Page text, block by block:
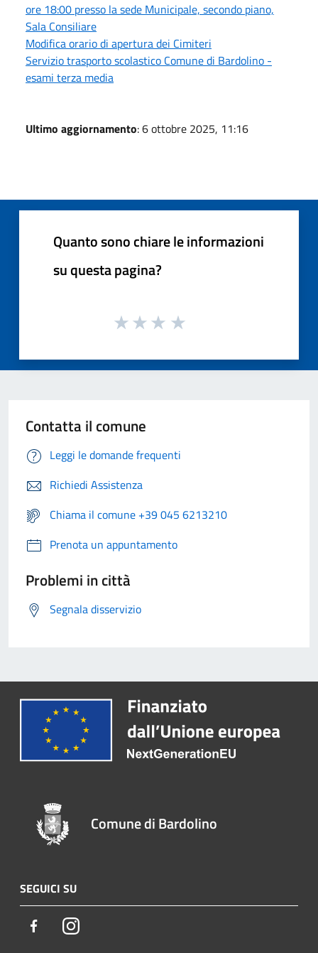
ore 18:00 presso la sede Municipale, secondo piano,
Sala Consiliare
Modifica orario di apertura dei Cimiteri
Servizio trasporto scolastico Comune di Bardolino -
esami terza media
Ultimo aggiornamento: 6 ottobre 2025, 11:16
Quanto sono chiare le informazioni
su questa pagina?
Contatta il comune
Leggi le domande frequenti
Richiedi Assistenza
Chiama il comune +39 045 6213210
Prenota un appuntamento
Problemi in città
Segnala disservizio
Comune di Bardolino
SEGUICI SU
FacebookInstagram